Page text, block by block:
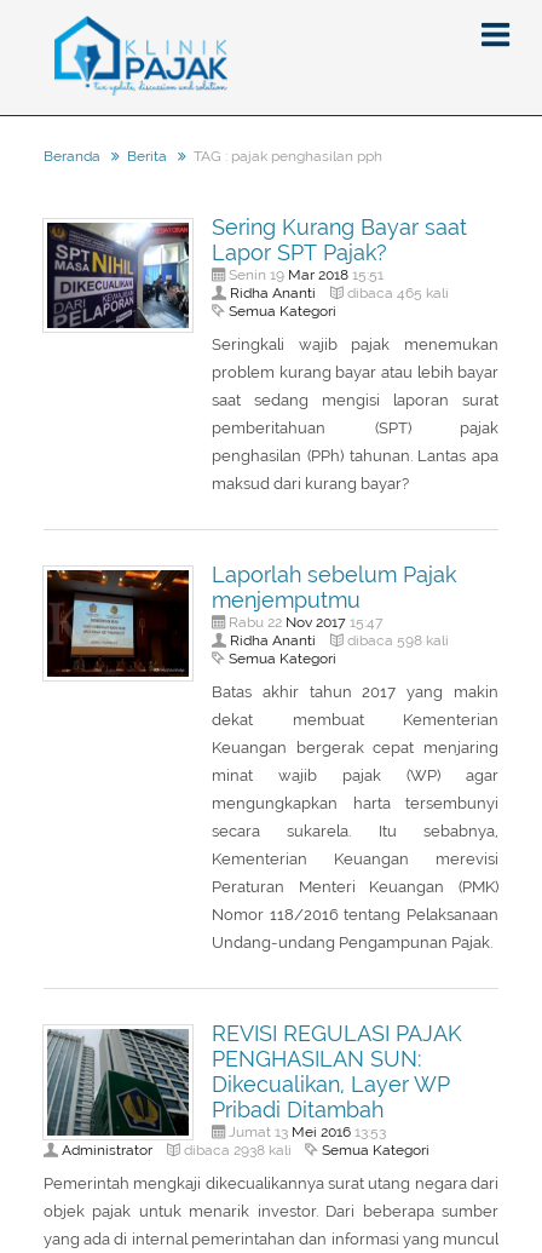
Artikel
Pajak
Pengantar
Pajak Penghasilan (PPh)
Pajak Pertambahan Nilai (PPN)
Administrasi Perpajakan
Penghitungan Pajak
Peraturan
Update Aturan Pajak
Peraturan Pengampunan Pajak
Infografis Pengampunan Pajak
About Us
Q & A Pajak
Kontak Kami
Sitemap
Beranda Berita TAG : pajak penghasilan pph
Sering Kurang Bayar saat
Lapor SPT Pajak?
Senin 19 Mar 201815:51
Ridha Ananti dibaca 465 kali
Semua Kategori
Seringkali wajib pajak menemukan
problem kurang bayar atau lebih bayar
saat sedang mengisi laporan surat
pemberitahuan (SPT) pajak
penghasilan (PPh) tahunan. Lantas apa
maksud dari kurang bayar?
Laporlah sebelum Pajak
menjemputmu
Rabu 22 Nov 201715:47
Ridha Ananti dibaca 598 kali
Semua Kategori
Batas akhir tahun 2017 yang makin
dekat membuat Kementerian
Keuangan bergerak cepat menjaring
minat wajib pajak (WP) agar
mengungkapkan harta tersembunyi
secara sukarela. Itu sebabnya,
Kementerian Keuangan merevisi
Peraturan Menteri Keuangan (PMK)
Nomor 118/2016 tentang Pelaksanaan
Undang-undang Pengampunan Pajak.
REVISI REGULASI PAJAK
PENGHASILAN SUN:
Dikecualikan, Layer WP
Pribadi Ditambah
Jumat 13 Mei 201613:53
Administrator dibaca 2938 kali Semua Kategori
Pemerintah mengkaji dikecualikannya surat utang negara dari
objek pajak untuk menarik investor. Dari beberapa sumber
yang ada di internal pemerintahan dan informasi yang muncul